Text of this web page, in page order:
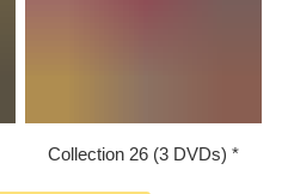
Collection 26 (3 DVDs)